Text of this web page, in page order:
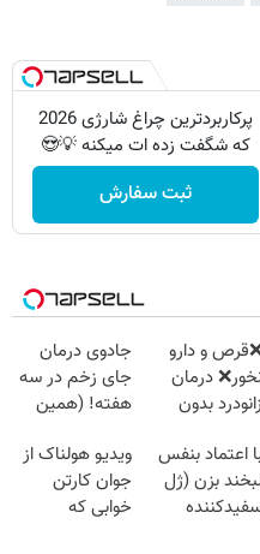
پرکاربردترین چراغ شارژی 2026
که شگفت زده ات میکنه 💡😍
ثبت سفارش
و دارو
درمان
زانودرد بدون
جادوی درمان
جای زخم در سه
هفته! (همین
صحبت کنید)
اعتماد بنفس
بزن (ژل
ویدیو هولناک از
جوان کارتن
خوابی که